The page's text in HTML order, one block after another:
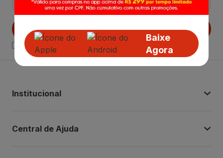
Baixe
Agora
Cadastrar
Declaro estar ciente das
Institucional
Central de Ajuda